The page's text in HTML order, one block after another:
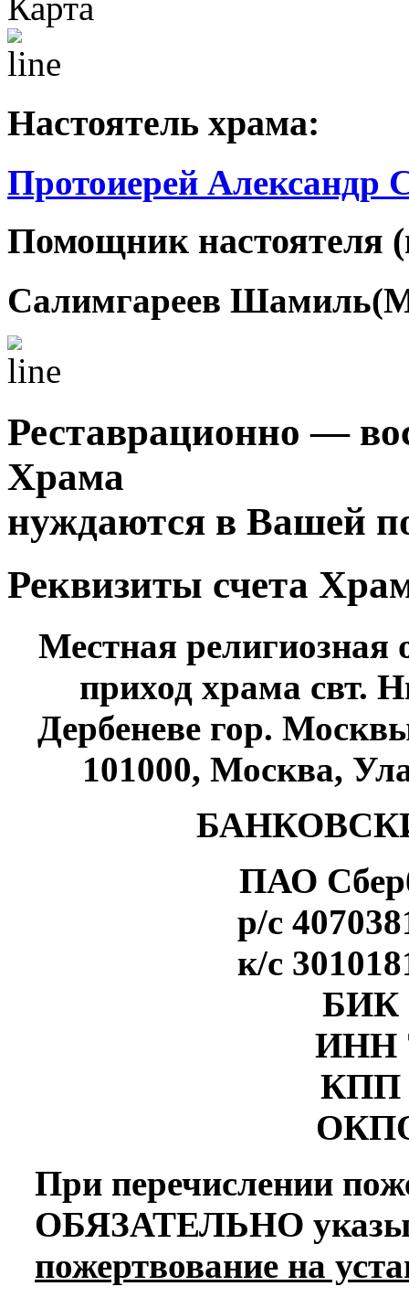
Настоятель храма:
Протоиерей Александр
Помощник настоятеля
Салимгареев
Реставрационно —
Храма
нуждаются в Вашей
Реквизиты счета
Местная
приход храма свт.
Дербеневе гор.
101000, Москва,
ПАО
р/с
к/с
БИК
ИНН
КПП
При перечислении
ОБЯЗАТЕЛЬНО
пожертвование на